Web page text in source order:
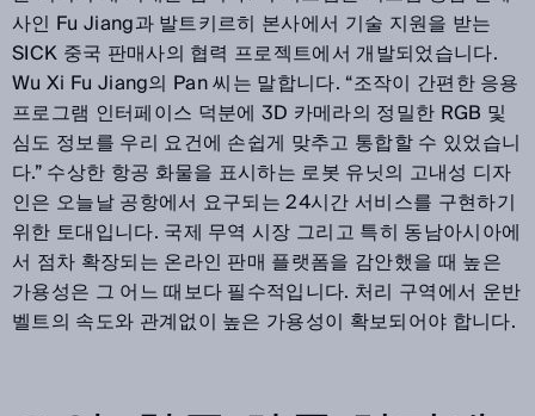
사인 Fu Jiang과 발트키르히 본사에서 기술 지원을 받는
SICK 중국 판매사의 협력 프로젝트에서 개발되었습니다.
Wu Xi Fu Jiang의 Pan 씨는 말합니다. “조작이 간편한 응용
프로그램 인터페이스 덕분에 3D 카메라의 정밀한 RGB 및
심도 정보를 우리 요건에 손쉽게 맞추고 통합할 수 있었습니
다.” 수상한 항공 화물을 표시하는 로봇 유닛의 고내성 디자
인은 오늘날 공항에서 요구되는 24시간 서비스를 구현하기
위한 토대입니다. 국제 무역 시장 그리고 특히 동남아시아에
서 점차 확장되는 온라인 판매 플랫폼을 감안했을 때 높은
가용성은 그 어느 때보다 필수적입니다. 처리 구역에서 운반
벨트의 속도와 관계없이 높은 가용성이 확보되어야 합니다.